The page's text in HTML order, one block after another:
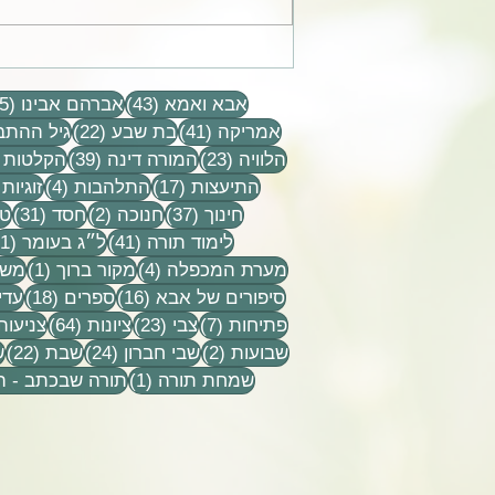
מטריד ומעצבן אך מי כמוך מבין
שאין סתירה מכל מין
אבא ואמא (43) 43 פוסטים
אברהם אבינו (15)
אמריקה (41) 41 פוסטים
בת שבע (22) 22 פוסטים
גיל
הלוויה (23) 23 פוסטים
המורה דינה (39) 39 פוסטים
הקלטות
התיעצות (17) 17 פוסטים
התלהבות (4) 4 פוסטיםזוגיות
חינוך (37) 37 פוסטים
חנוכה (2) 2 פוסטיםחסד (31)
31
לימוד תורה (41) 41 פוסטים
ל״ג בעומר (1)
מערת המכפלה (4) 4 פוסטיםמקור ברוך (1)
סיפורים של אבא (16) 16 פוסטים
ספרים (18) 18 פוסטים
פתיחות (7) 7 פוסטיםצבי (23) 23 פוסטים
ציונות (64) 64 פוסטים
שבועות (2) 2 פוסטיםשבי חברון (24) 24 פוסטים
שבת (22)
שמחת תורה (1) פוסט 1
תורה שבכתב -